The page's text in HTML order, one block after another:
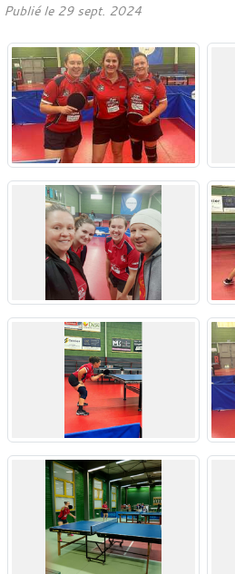
Publié le 29 sept. 2024